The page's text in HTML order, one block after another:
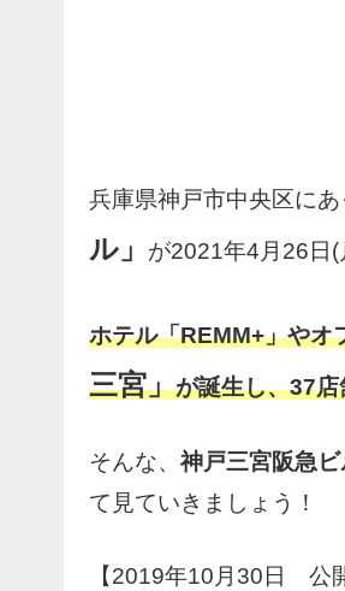
兵庫県神戸市中央区にあ
ル」
が2021年4月26日(
ホテル「REMM+」やオ
三宮」が誕生し、37
そんな、神戸三宮阪急ビ
て見ていきましょう！
【2019年10月30日 公